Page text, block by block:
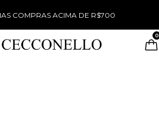
COMPRAS ACIMA DE R$700
0